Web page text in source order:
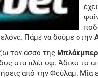
Πάμε να δούμε στην
τον άσσο της
στα πλέι οφ. Άδικο το
από την Φούλαμ. Μία